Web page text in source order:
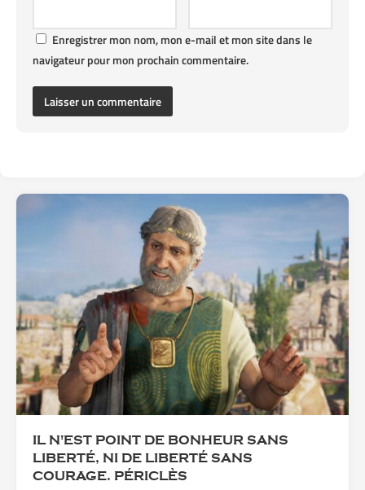
Enregistrer mon nom, mon e-mail et mon site dans le
navigateur pour mon prochain commentaire.
IL N'EST POINT DE BONHEUR SANS
LIBERTÉ, NI DE LIBERTÉ SANS
COURAGE. PÉRICLÈS